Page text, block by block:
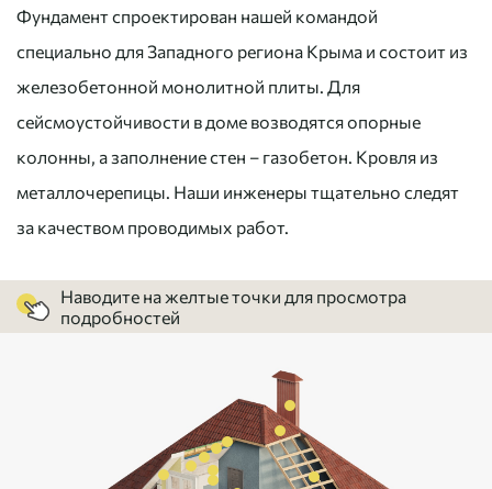
Фундамент спроектирован нашей командой
специально для Западного региона Крыма и состоит из
железобетонной монолитной плиты. Для
сейсмоустойчивости в доме возводятся опорные
колонны, а заполнение стен – газобетон. Кровля из
металлочерепицы. Наши инженеры тщательно следят
за качеством проводимых работ.
Наводите на желтые точки для просмотра
подробностей